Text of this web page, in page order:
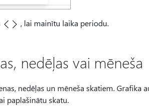
, lai mainītu laika periodu.
nedēļas vai mēneša
nedēļas un mēneša skatiem. Grafika
paplašinātu skatu.